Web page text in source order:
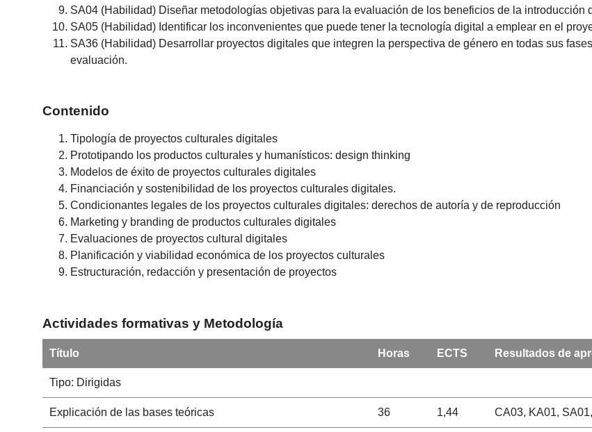
SA04 (Habilidad) Diseñar metodologías objetivas para la evaluación de los beneficios de la
SA05 (Habilidad) Identificar los inconvenientes que puede tener la tecnología digital a emplear en el
SA36 (Habilidad) Desarrollar proyectos digitales que integren la perspectiva de género en todas sus
evaluación.
Contenido
Tipología de proyectos culturales digitales
Prototipando los productos culturales y humanísticos: design thinking
Modelos de éxito de proyectos culturales digitales
Financiación y sostenibilidad de los proyectos culturales digitales.
Condicionantes legales de los proyectos culturales digitales: derechos de autoría y de reproducción
Marketing y branding de productos culturales digitales
Evaluaciones de proyectos cultural digitales
Planificación y viabilidad económica de los proyectos culturales
Estructuración, redacción y presentación de proyectos
Actividades formativas y Metodología
Título Horas ECTS Resultados de
Tipo: Dirigidas
Explicación de las bases teóricas 36 1,44 CA03, KA01,